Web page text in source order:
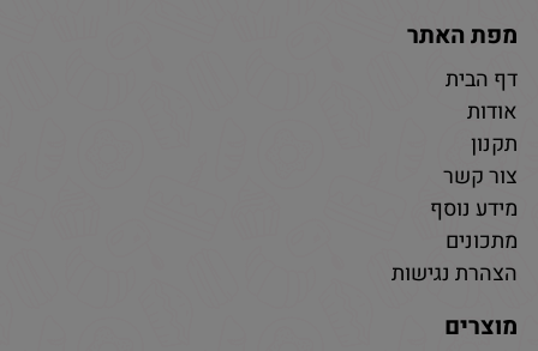
מפת האתר
דף הבית
אודות
תקנון
צור קשר
מידע נוסף
מתכונים
הצהרת נגישות
מוצרים